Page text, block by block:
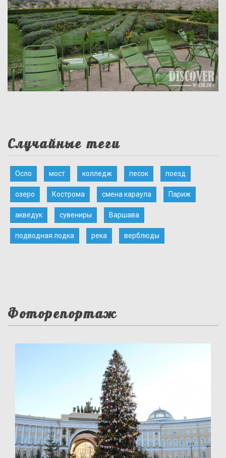
Случайные теги
Осло мост колледж песок поезд
озеро Кострома смена караула Париж
акведук сувениры Варшава
подводная лодка река верблюды
Фоторепортаж